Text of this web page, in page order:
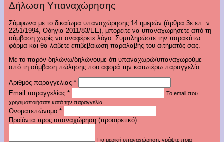
Δήλωση Υπαναχώρησης
Σύμφωνα με το δικαίωμα υπαναχώρησης 14 ημερών (άρθρα 3ε επ. ν.
2251/1994, Οδηγία 2011/83/ΕΕ), μπορείτε να υπαναχωρήσετε από τη
σύμβαση χωρίς να αναφέρετε λόγο. Συμπληρώστε την παρακάτω
φόρμα και θα λάβετε επιβεβαίωση παραλαβής του αιτήματός σας.
Με το παρόν δηλώνω/δηλώνουμε ότι υπαναχωρώ/υπαναχωρούμε
από τη σύμβαση πώλησης που αφορά την κατωτέρω παραγγελία.
Αριθμός παραγγελίας *
Email παραγγελίας *
Το email που
χρησιμοποιήσατε κατά την παραγγελία.
Ονοματεπώνυμο *
Προϊόντα προς υπαναχώρηση (προαιρετικό)
Για μερική υπαναχώρηση, γράψτε ποια